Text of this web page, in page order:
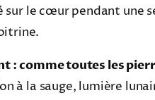
sur le cœur pendant une
: comme toutes les
à la sauge, lumière